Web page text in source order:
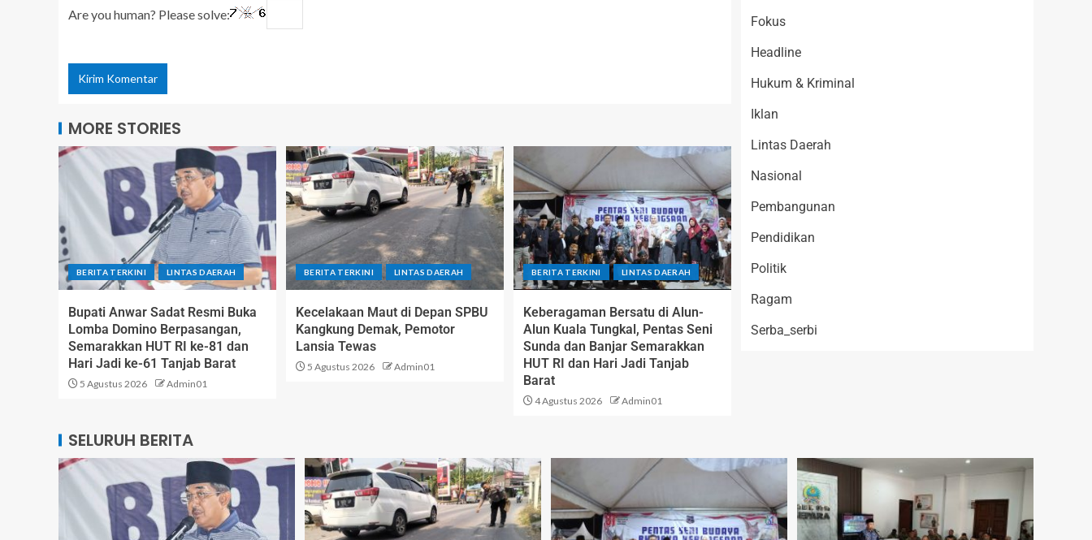
Are you human? Please solve:
MORE STORIES
BERITA TERKINI LINTAS DAERAH
Bupati Anwar Sadat Resmi Buka
Lomba Domino Berpasangan,
Semarakkan HUT RI ke-81 dan
Hari Jadi ke-61 Tanjab Barat
5 Agustus 2026 Admin01
BERITA TERKINI LINTAS DAERAH
Kecelakaan Maut di Depan SPBU
Kangkung Demak, Pemotor
Lansia Tewas
5 Agustus 2026 Admin01
BERITA TERKINI LINTAS DAERAH
Keberagaman Bersatu di Alun-
Alun Kuala Tungkal, Pentas Seni
Sunda dan Banjar Semarakkan
HUT RI dan Hari Jadi Tanjab
Barat
4 Agustus 2026 Admin01
Fokus
Headline
Hukum & Kriminal
Iklan
Lintas Daerah
Nasional
Pembangunan
Pendidikan
Politik
Ragam
Serba_serbi
SELURUH BERITA